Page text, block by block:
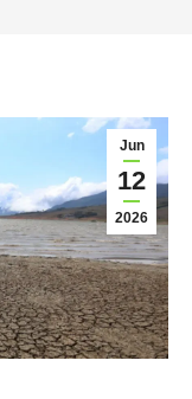
Jun
12
2026